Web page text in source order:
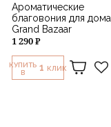
Ароматические
благовония для дома
Grand Bazaar
1 290 ₽
КУПИТЬ
В
1 КЛИК